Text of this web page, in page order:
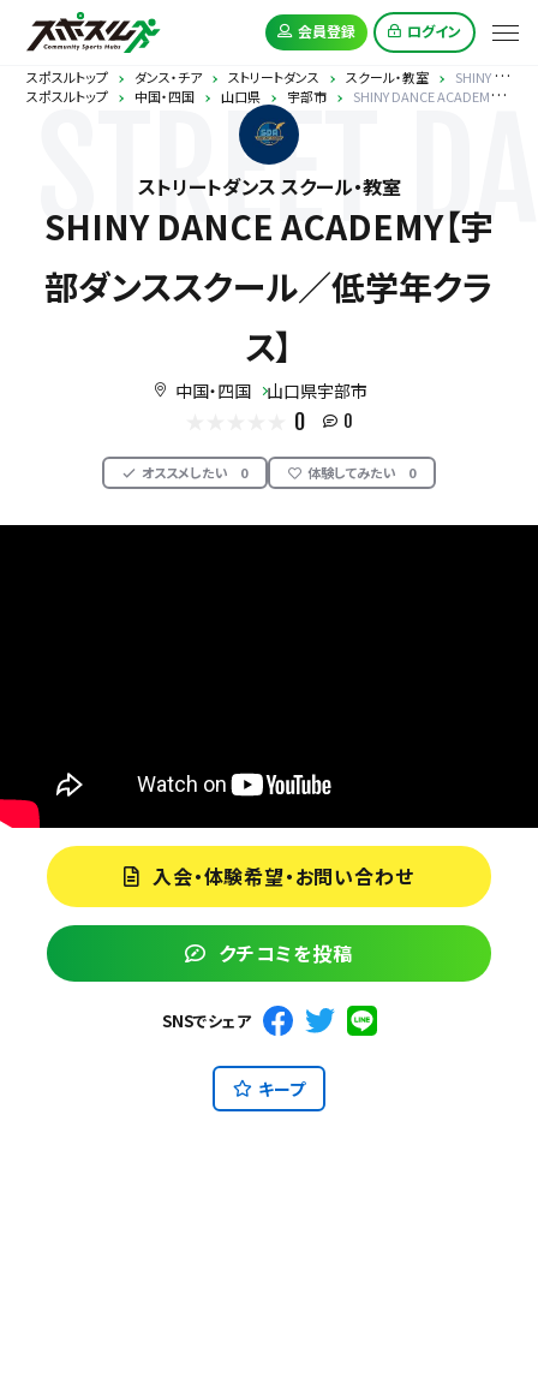
会員登録 ログイン
スポスルトップ ダンス・チア ストリートダンス スクール・教室
SHINY DANCE ACADEMY【宇部ダンススクール／低学年クラス】
スポスルトップ
中国・四国 山口県 宇部市 SHINY DANCE ACADEMY【宇部ダンススクール／低学年クラス】
STREET
ストリートダンス スクール・教室
SHINY DANCE ACADEMY【宇
部ダンススクール／低学年クラ
ス】
中国・四国 山口県宇部市
0 0
オススメしたい 0 体験してみたい 0
入会・体験希望・お問い合わせ
クチコミを投稿
SNSでシェア
キープ